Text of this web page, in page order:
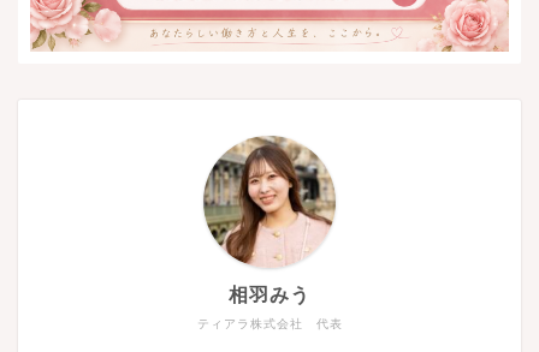
ティアラ株式会社 代表
相羽みう